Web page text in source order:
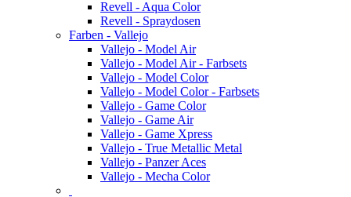
Revell - Aqua Color
Revell - Spraydosen
Farben - Vallejo
Vallejo - Model Air
Vallejo - Model Air - Farbsets
Vallejo - Model Color
Vallejo - Model Color - Farbsets
Vallejo - Game Color
Vallejo - Game Air
Vallejo - Game Xpress
Vallejo - True Metallic Metal
Vallejo - Panzer Aces
Vallejo - Mecha Color